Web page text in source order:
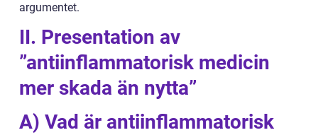
argumentet.
II. Presentation av
”antiinflammatorisk medicin
mer skada än nytta”
A) Vad är antiinflammatorisk